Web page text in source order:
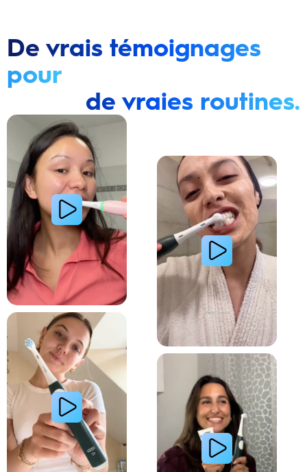
De vrais témoignages
pour
de vraies routines.
Lire la vidéo : Une jeune femme montre comment elle a amélioré l’apparence de ses dents
Lire la vidéo : Une jeune femme partage sa
Lire la vidéo : La routine du matin d’une jeune femme avec le système de brosse à dents
Lire la vidéo : Le secret d’une jeune femme